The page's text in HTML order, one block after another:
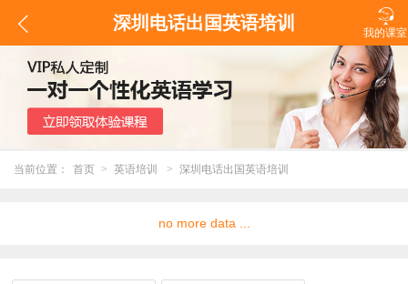
 
我的课室
深圳电话出国英语培训
当前位置： 首页 > 英语培训 > 深圳电话出国英语培训
no more data ...